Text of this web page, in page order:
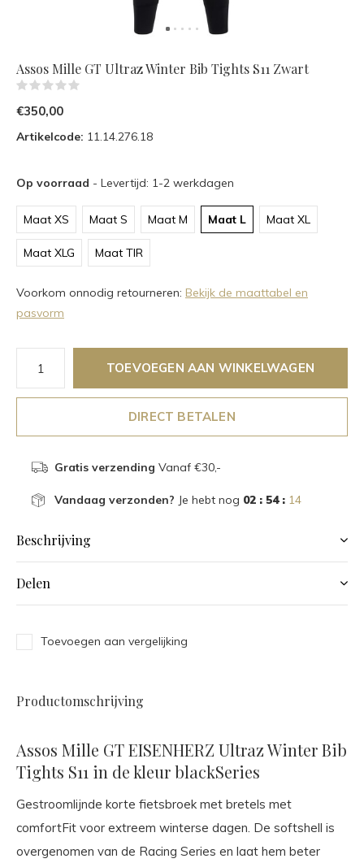
Assos Mille GT Ultraz Winter Bib Tights S11 Zwart
€350,00
Artikelcode: 11.14.276.18
Op voorraad - Levertijd: 1-2 werkdagen
Maat XS Maat S Maat M Maat L Maat XL
Maat XLG Maat TIR
Voorkom onnodig retourneren: Bekijk de maattabel en
pasvorm
TOEVOEGEN AAN WINKELWAGEN
DIRECT BETALEN
Gratis verzending Vanaf €30,-
Vandaag verzonden? Je hebt nog 02 : 54 : 13
Beschrijving
Delen
Toevoegen aan vergelijking
Productomschrijving
Assos Mille GT EISENHERZ Ultraz Winter Bib
Tights S11 in de kleur blackSeries
Gestroomlijnde korte fietsbroek met bretels met
comfortFit voor extreem winterse dagen. De softshell is
overgenomen van de Racing Series en laat hem beter